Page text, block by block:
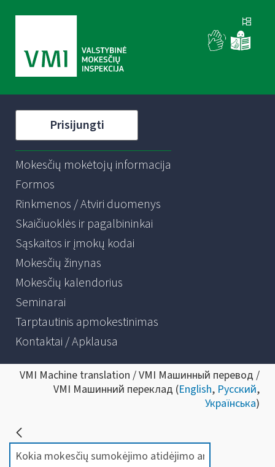
Prisijungti
Mokesčių mokėtojų informacija
Formos
Rinkmenos / Atviri duomenys
Skaičiuoklės ir pagalbininkai
Sąskaitos ir įmokų kodai
Mokesčių žinynas
Mokesčių kalendorius
Seminarai
Tarptautinis apmokestinimas
Kontaktai / Apklausa
VMI Machine translation / VMI Машинный перевод /
VMI Машинний переклад (English, Русский,
Українська)